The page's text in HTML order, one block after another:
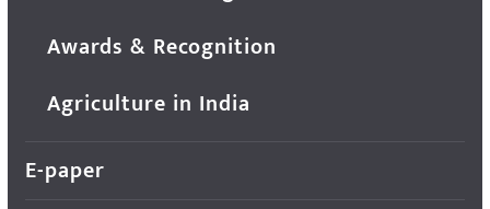
Awards & Recognition
Agriculture in India
E-paper